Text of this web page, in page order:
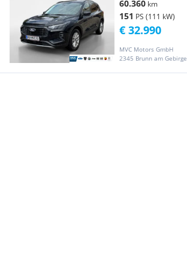
60.360 km
151 PS (111 kW)
MVC Motors GmbH
2345 Brunn am Gebirge
€ 32.990